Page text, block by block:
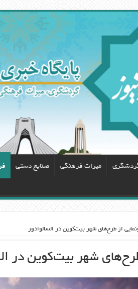
ميراث فرهنگی صنایع دستی
از طرح‌های شهر بیت‌کوین در السالوادور
شهر بیت‌کوین در